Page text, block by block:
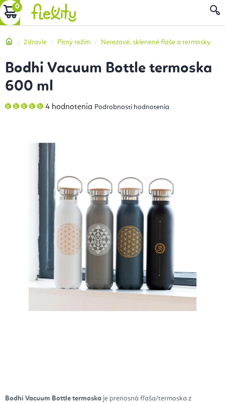
Prejsť
na
NÁKUPNÝ
Domov
Zdravie Pitný režim Nerezové, sklenené flaše a termosky
Bodhi Vacuum Bottle termoska je prenosná fľaša/termoska z
Bodhi Vacuum Bottle termoska
600 ml
Priemerné
hodnotenie
4 hodnotenia Podrobnosti hodnotenia